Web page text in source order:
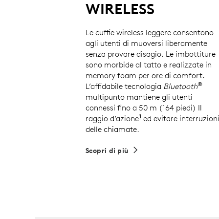
WIRELESS
Le cuffie wireless leggere consentono
agli utenti di muoversi liberamente
senza provare disagio. Le imbottiture
sono morbide al tatto e realizzate in
memory foam per ore di comfort.
L’affidabile tecnologia Bluetooth®
multipunto mantiene gli utenti
connessi fino a 50 m (164 piedi) Il
raggio d’azione1wireless può variare
ed evitare interruzioni
delle chiamate.
Scopri di più